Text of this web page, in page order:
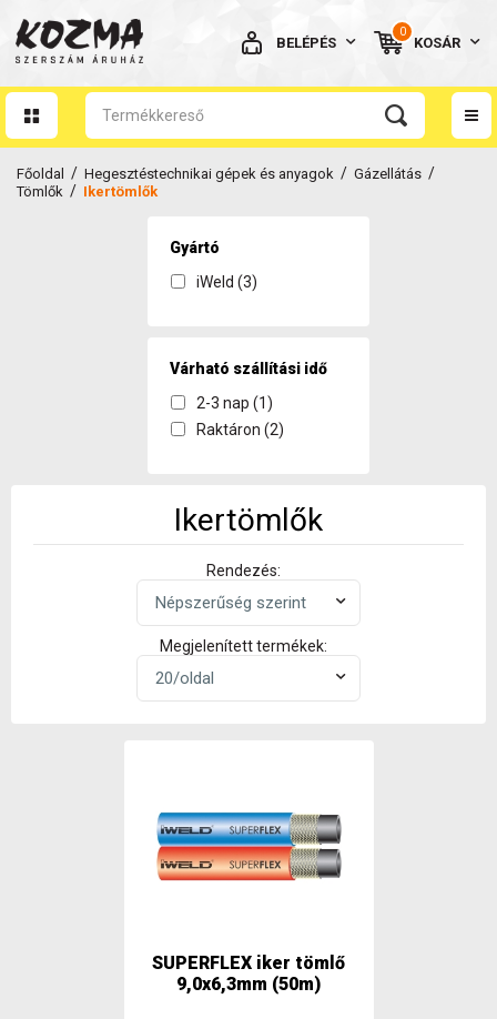
BELÉPÉS
BELÉPÉS
NINCS MÉG FIÓKOM
0
KOSÁR
Főoldal / Hegesztéstechnikai gépek és anyagok / Gázellátás /
Tömlők / Ikertömlők
Gyártó
iWeld (3)
Várható szállítási idő
2-3 nap (1)
Raktáron (2)
Ikertömlők
Rendezés:
Megjelenített termékek:
SUPERFLEX iker tömlő
9,0x6,3mm (50m)